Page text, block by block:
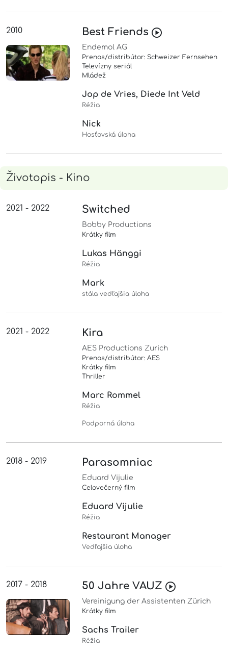
2010 Best Friends
Endemol AG
Prenos/distribútor: Schweizer Fernsehen
Televízny seriál
Mládež
Jop de Vries, Diede Int Veld
Réžia
Nick
Hosťovská úloha
Životopis - Kino
2021 - 2022 Switched
Bobby Productions
Krátky film
Lukas Hänggi
Réžia
Mark
stála vedľajšia úloha
2021 - 2022 Kira
AES Productions Zurich
Prenos/distribútor: AES
Krátky film
Thriller
Marc Rommel
Réžia
Podporná úloha
2018 - 2019 Parasomniac
Eduard Vijulie
Celovečerný film
Eduard Vijulie
Réžia
Restaurant Manager
Vedľajšia úloha
2017 - 2018 50 Jahre VAUZ
Vereinigung der Assistenten Zürich
Krátky film
Sachs Trailer
Réžia